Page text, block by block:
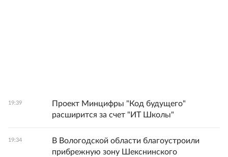
19:39
Проект Минцифры "Код будущего"
расширится за счет "ИТ Школы"
19:34
В Вологодской области благоустроили
прибрежную зону Шекснинского